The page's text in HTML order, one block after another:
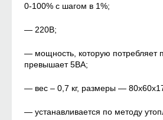
0-100% с шагом в 1%;
— 220В;
— мощность, которую потребляет
превышает 5ВА;
— вес – 0,7 кг, размеры —
— устанавливается по методу